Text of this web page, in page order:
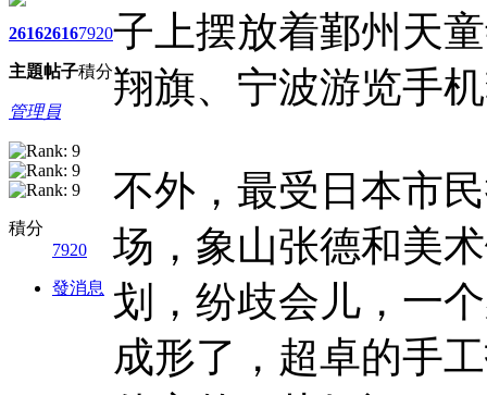
2616
主題
2616
帖子
7920
積分
管理員
積分
7920
發消息
子上摆放着鄞州天
翔旗、宁波游览手
不外，最受日本市
场，象山张德和美
划，纷歧会儿，一
成形了，超卓的手